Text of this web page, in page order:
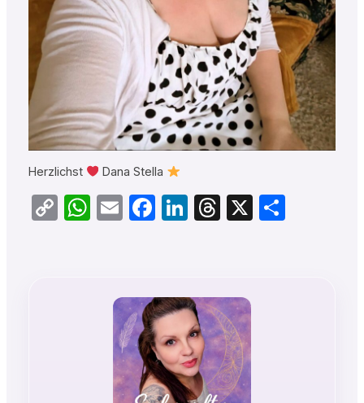
Herzlichst Dana Stella
CopyWhatsApp
EmailFacebook
LinkedIn
Threads
X Teilen